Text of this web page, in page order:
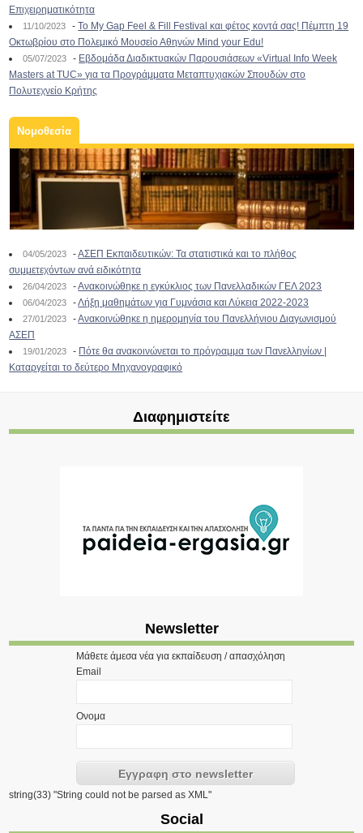
Επιχειρηματικότητα
11/10/2023 -To My Gap Feel & Fill Festival και φέτος κοντά σας! Πέμπτη 19
Οκτωβρίου στο Πολεμικό Μουσείο Αθηνών Mind your Edu!
05/07/2023 - Εβδομάδα Διαδικτυακών Παρουσιάσεων «Virtual Info Week
Masters at TUC» για τα Προγράμματα Μεταπτυχιακών Σπουδών στο
Πολυτεχνείο Κρήτης
Νομοθεσία
04/05/2023 -ΑΣΕΠ Εκπαιδευτικών: Τα στατιστικά και το πλήθος
συμμετεχόντων ανά ειδικότητα
26/04/2023 -Ανακοινώθηκε η εγκύκλιος των Πανελλαδικών ΓΕΛ 2023
06/04/2023 -Λήξη μαθημάτων για Γυμνάσια και Λύκεια 2022-2023
27/01/2023 -Ανακοινώθηκε η ημερομηνία του Πανελλήνιου Διαγωνισμού
ΑΣΕΠ
19/01/2023 - Πότε θα ανακοινώνεται το πρόγραμμα των Πανελληνίων |
Καταργείται το δεύτερο Μηχανογραφικό
Διαφημιστείτε
Newsletter
Μάθετε άμεσα νέα για εκπαίδευση / απασχόληση
Email
Ονομα
string(33) "String could not be parsed as XML"
Social